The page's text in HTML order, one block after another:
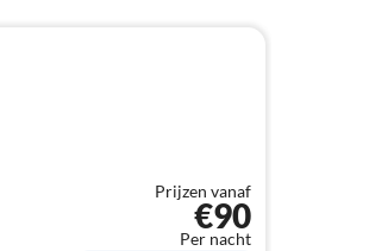
Prijzen vanaf
€90
Per nacht